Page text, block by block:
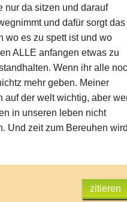
bis zum Auto nur
bis zur Rakete
es immer schon
dieses Problem
nur da sitzen und darauf
und dafür sorgt das
wo es zu spett ist und wo
ALLE anfangen etwas zu
Wenn ihr alle
mehr geben. Meiner
auf der welt wichtig, aber
in unseren leben nicht
Und zeit zum Bereuhen
zitieren